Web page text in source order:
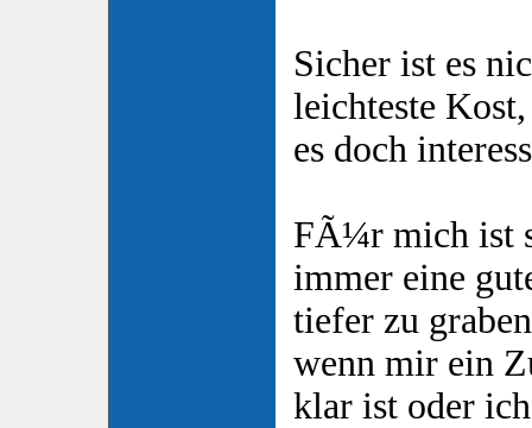
Sicher ist es
leichteste
es doch
FÃ¼r mich ist
immer eine
tiefer zu
wenn mir ein
klar ist oder